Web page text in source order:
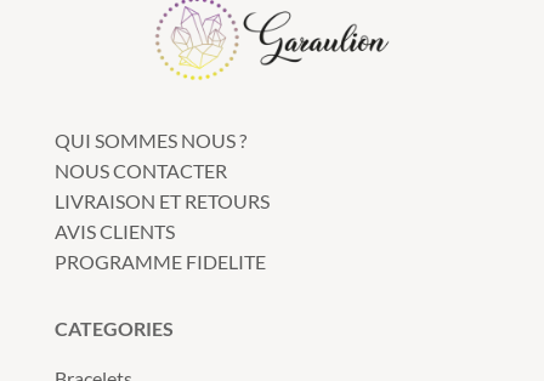
QUI SOMMES NOUS ?
NOUS CONTACTER
LIVRAISON ET RETOURS
AVIS CLIENTS
PROGRAMME FIDELITE
CATEGORIES